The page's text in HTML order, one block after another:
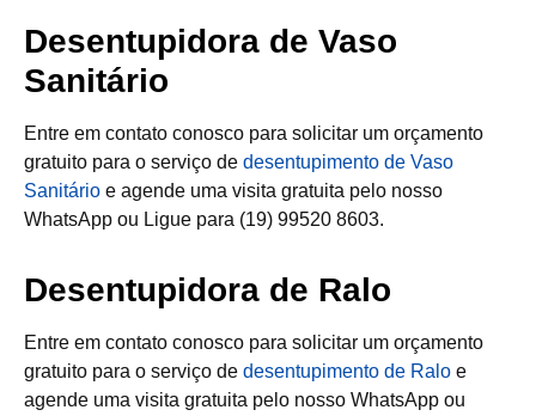
Desentupidora de Vaso
Sanitário
Entre em contato conosco para solicitar um orçamento
gratuito para o serviço de desentupimento de Vaso
Sanitário e agende uma visita gratuita pelo nosso
WhatsApp ou Ligue para (19) 99520 8603.
Desentupidora de Ralo
Entre em contato conosco para solicitar um orçamento
gratuito para o serviço de desentupimento de Ralo e
agende uma visita gratuita pelo nosso WhatsApp ou